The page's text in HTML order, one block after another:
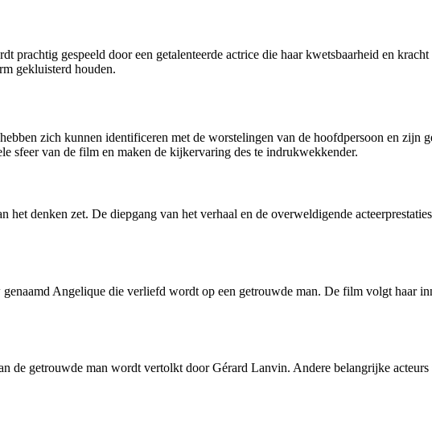
gespeeld door een getalenteerde actrice die haar kwetsbaarheid en
gekluisterd houden.
zich kunnen identificeren met de worstelingen van de hoofdpersoon en zijn
sfeer van de film en maken de kijkervaring des te indrukwekkender.
denken zet. De diepgang van het verhaal en de overweldigende
Angelique die verliefd wordt op een getrouwde man. De film volgt haar
de getrouwde man wordt vertolkt door Gérard Lanvin. Andere belangrijke